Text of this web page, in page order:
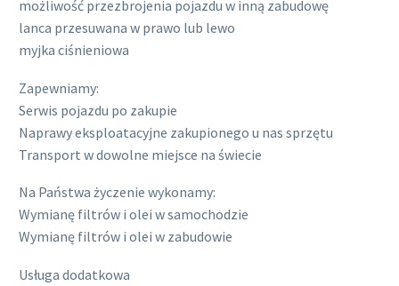
możliwość przezbrojenia pojazdu w inną zabudowę
lanca przesuwana w prawo lub lewo
myjka ciśnieniowa
Zapewniamy:
Serwis pojazdu po zakupie
Naprawy eksploatacyjne zakupionego u nas sprzętu
Transport w dowolne miejsce na świecie
Na Państwa życzenie wykonamy:
Wymianę filtrów i olei w samochodzie
Wymianę filtrów i olei w zabudowie
Usługa dodatkowa